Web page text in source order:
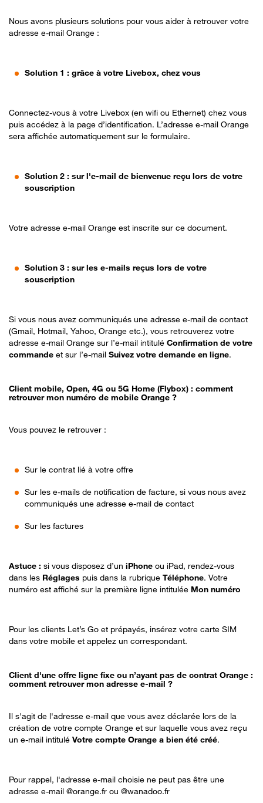
Nous avons plusieurs solutions pour vous aider à retrouver votre
adresse e-mail Orange :
Solution 1 : grâce à votre Livebox, chez vous
Connectez-vous à votre Livebox (en wifi ou Ethernet) chez vous
puis accédez à la page d’identification. L’adresse e-mail Orange
sera affichée automatiquement sur le formulaire.
Solution 2 : sur l'e-mail de bienvenue reçu lors de votre
souscription
Votre adresse e-mail Orange est inscrite sur ce document.
Solution 3 : sur les e-mails reçus lors de votre
souscription
Si vous nous avez communiqués une adresse e-mail de contact
(Gmail, Hotmail, Yahoo, Orange etc.), vous retrouverez votre
adresse e-mail Orange sur l’e-mail intitulé Confirmation de votre
commande et sur l’e-mail Suivez votre demande en ligne.
Client mobile, Open, 4G ou 5G Home (Flybox) : comment
retrouver mon numéro de mobile Orange ?
Vous pouvez le retrouver :
Sur le contrat lié à votre offre
Sur les e-mails de notification de facture, si vous nous avez
communiqués une adresse e-mail de contact
Sur les factures
Astuce : si vous disposez d’un iPhone ou iPad, rendez-vous
dans les Réglages puis dans la rubrique Téléphone. Votre
numéro est affiché sur la première ligne intitulée Mon numéro
Pour les clients Let’s Go et prépayés, insérez votre carte SIM
dans votre mobile et appelez un correspondant.
Client d'une offre ligne fixe ou n’ayant pas de contrat Orange :
comment retrouver mon adresse e-mail ?
Il s'agit de l'adresse e-mail que vous avez déclarée lors de la
création de votre compte Orange et sur laquelle vous avez reçu
un e-mail intitulé Votre compte Orange a bien été créé.
Pour rappel, l'adresse e-mail choisie ne peut pas être une
adresse e-mail @orange.fr ou @wanadoo.fr